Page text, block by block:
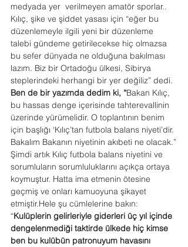
medyada yer  verilmeyen amatör sporlar..
Kılıç, şike ve şiddet yasası için “eğer bu
düzenlemeyle ilgili yeni bir düzenleme
talebi gündeme getirilecekse hiç olmazsa
bu sefer dünyada ne olduğuna bakılması
lazım. Biz bir Ortadoğu ülkesi, Sibirya
steplerindeki herhangi bir yer değiliz” dedi.
Ben de bir yazımda dedim ki, “Bakan Kılıç,
bu hassas denge içerisinde tahterevallinin
üzerinde yürümelidir. O toplantının benim
için başlığı ‘Kılıç’tan futbola balans niyeti’dir.
Bakalım Bakanın niyetinin akıbeti ne olacak.”
Şimdi artık Kılıç futbola balans niyetini ve
sorumluların sorumluluklarını açıkça ortaya
koymuştur. Hatta ima etmenin ötesine
geçmiş ve onları kamuoyuna şikayet
etmiştir.Hele şu cümlelerine bakın:
“Kulüplerin gelirleriyle giderleri üç yıl içinde
dengelenmediği taktirde ülkede hiç kimse
ben bu kulübün patronuyum havasını